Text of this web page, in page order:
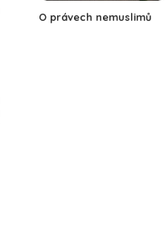
O právech nemuslimů